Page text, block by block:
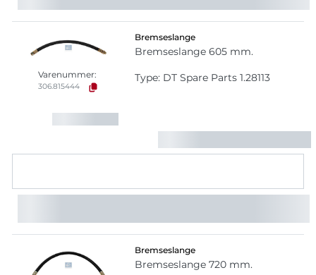
Varenummer:
306.815444
Bremseslange
Bremseslange 605 mm.
Type: DT Spare Parts 1.28113
Bremseslange
Bremseslange 720 mm.